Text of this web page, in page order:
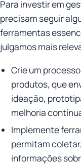
Para investir em
precisam seguir
ferramentas
julgamos mais
Crie um
produtos, que
ideação,
melhoria
Implemente
permitam
informações